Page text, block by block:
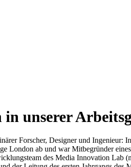
unserer
Forscher, Designer und Ingenieur:
ab und war Mitbegründer
des Media Innovation Lab